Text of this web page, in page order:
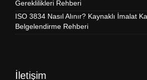
Gereklilikleri Rehberi
ISO 3834 Nasıl Alınır? Kaynaklı İmalat
Belgelendirme Rehberi
İletişim